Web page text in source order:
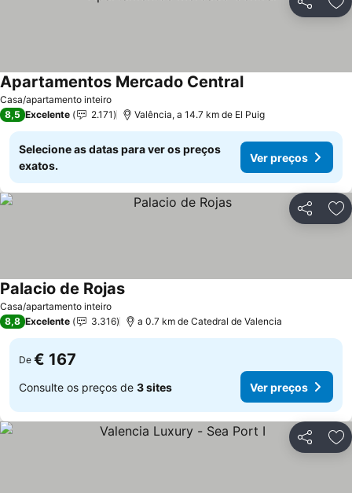
Partilhar
Casa/apartamento inteiro
Apartamentos Mercado Central
8,5 Excelente 2.171 Valência, a 14.7 km de El Puig
Selecione as datas para ver os preços
exatos.
Ver preços
Partilhar
Casa/apartamento inteiro
Palacio de Rojas
8,8 Excelente 3.316 a 0.7 km de Catedral de Valencia
De € 167
Consulte os preços de 3 sites Ver preços
Partilhar